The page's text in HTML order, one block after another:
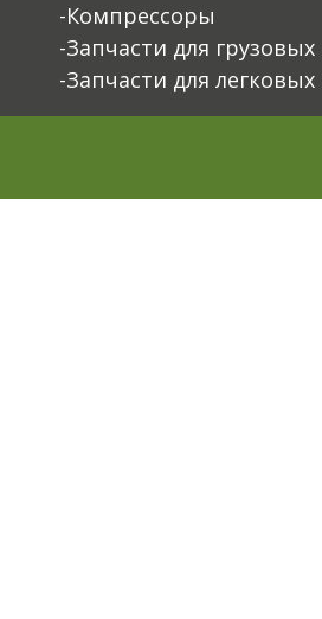
-Компрессоры
-Запчасти для
-Запчасти для